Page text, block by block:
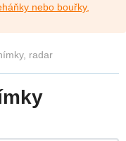
nebo bouřky,
radar